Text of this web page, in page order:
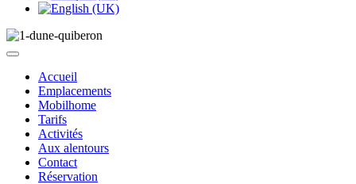
Accueil
Emplacements
Mobilhome
Tarifs
Activités
Aux alentours
Contact
Réservation